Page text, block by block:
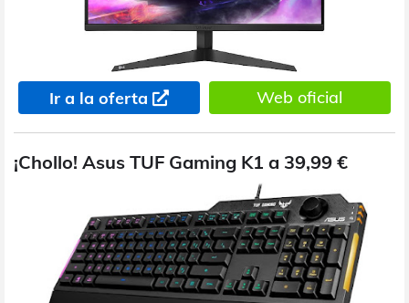
Ir a la oferta Web oficial
¡Chollo! Asus TUF Gaming K1 a 39,99 €